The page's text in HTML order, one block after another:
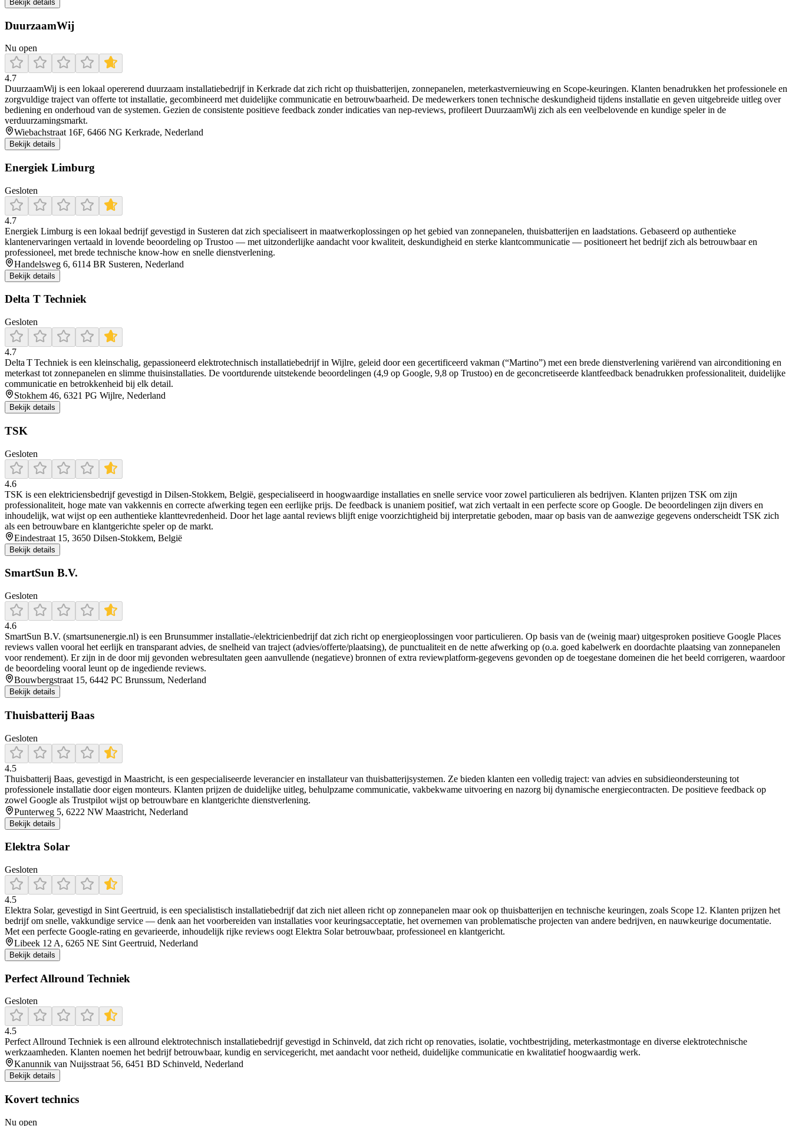
Bekijk details
DuurzaamWij
Nu open
4.7
DuurzaamWij is een lokaal opererend duurzaam installatiebedrijf in Kerkrade dat zich richt op thuisbatterijen, zonnepanelen, meterkastvernieuwing en Scope-keuringen. Klanten benadrukken het professionele en
zorgvuldige traject van offerte tot installatie, gecombineerd met duidelijke communicatie en betrouwbaarheid. De medewerkers tonen technische deskundigheid tijdens installatie en geven uitgebreide uitleg over
bediening en onderhoud van de systemen. Gezien de consistente positieve feedback zonder indicaties van nep-reviews, profileert DuurzaamWij zich als een veelbelovende en kundige speler in de
verduurzamingsmarkt.
Wiebachstraat 16F, 6466 NG Kerkrade, Nederland
Bekijk details
Energiek Limburg
Gesloten
4.7
Energiek Limburg is een lokaal bedrijf gevestigd in Susteren dat zich specialiseert in maatwerkoplossingen op het gebied van zonnepanelen, thuisbatterijen en laadstations. Gebaseerd op authentieke
klantenervaringen vertaald in lovende beoordeling op Trustoo — met uitzonderlijke aandacht voor kwaliteit, deskundigheid en sterke klantcommunicatie — positioneert het bedrijf zich als betrouwbaar en
professioneel, met brede technische know-how en snelle dienstverlening.
Handelsweg 6, 6114 BR Susteren, Nederland
Bekijk details
Delta T Techniek
Gesloten
4.7
Delta T Techniek is een kleinschalig, gepassioneerd elektrotechnisch installatiebedrijf in Wijlre, geleid door een gecertificeerd vakman (“Martino”) met een brede dienstverlening variërend van airconditioning en
meterkast tot zonnepanelen en slimme thuisinstallaties. De voortdurende uitstekende beoordelingen (4,9 op Google, 9,8 op Trustoo) en de geconcretiseerde klantfeedback benadrukken professionaliteit, duidelijke
communicatie en betrokkenheid bij elk detail.
Stokhem 46, 6321 PG Wijlre, Nederland
Bekijk details
TSK
Gesloten
4.6
TSK is een elektriciensbedrijf gevestigd in Dilsen-Stokkem, België, gespecialiseerd in hoogwaardige installaties en snelle service voor zowel particulieren als bedrijven. Klanten prijzen TSK om zijn
professionaliteit, hoge mate van vakkennis en correcte afwerking tegen een eerlijke prijs. De feedback is unaniem positief, wat zich vertaalt in een perfecte score op Google. De beoordelingen zijn divers en
inhoudelijk, wat wijst op een authentieke klanttevredenheid. Door het lage aantal reviews blijft enige voorzichtigheid bij interpretatie geboden, maar op basis van de aanwezige gegevens onderscheidt TSK zich
als een betrouwbare en klantgerichte speler op de markt.
Eindestraat 15, 3650 Dilsen-Stokkem, België
Bekijk details
SmartSun B.V.
Gesloten
4.6
SmartSun B.V. (smartsunenergie.nl) is een Brunsummer installatie-/elektricienbedrijf dat zich richt op energieoplossingen voor particulieren. Op basis van de (weinig maar) uitgesproken positieve Google Places
reviews vallen vooral het eerlijk en transparant advies, de snelheid van traject (advies/offerte/plaatsing), de punctualiteit en de nette afwerking op (o.a. goed kabelwerk en doordachte plaatsing van zonnepanelen
voor rendement). Er zijn in de door mij gevonden webresultaten geen aanvullende (negatieve) bronnen of extra reviewplatform-gegevens gevonden op de toegestane domeinen die het beeld corrigeren, waardoor
de beoordeling vooral leunt op de ingediende reviews.
Bouwbergstraat 15, 6442 PC Brunssum, Nederland
Bekijk details
Thuisbatterij Baas
Gesloten
4.5
Thuisbatterij Baas, gevestigd in Maastricht, is een gespecialiseerde leverancier en installateur van thuisbatterijsystemen. Ze bieden klanten een volledig traject: van advies en subsidieondersteuning tot
professionele installatie door eigen monteurs. Klanten prijzen de duidelijke uitleg, behulpzame communicatie, vakbekwame uitvoering en nazorg bij dynamische energiecontracten. De positieve feedback op
zowel Google als Trustpilot wijst op betrouwbare en klantgerichte dienstverlening.
Punterweg 5, 6222 NW Maastricht, Nederland
Bekijk details
Elektra Solar
Gesloten
4.5
Elektra Solar, gevestigd in Sint Geertruid, is een specialistisch installatiebedrijf dat zich niet alleen richt op zonnepanelen maar ook op thuisbatterijen en technische keuringen, zoals Scope 12. Klanten prijzen het
bedrijf om snelle, vakkundige service — denk aan het voorbereiden van installaties voor keuringsacceptatie, het overnemen van problematische projecten van andere bedrijven, en nauwkeurige documentatie.
Met een perfecte Google-rating en gevarieerde, inhoudelijk rijke reviews oogt Elektra Solar betrouwbaar, professioneel en klantgericht.
Libeek 12 A, 6265 NE Sint Geertruid, Nederland
Bekijk details
Perfect Allround Techniek
Gesloten
4.5
Perfect Allround Techniek is een allround elektrotechnisch installatiebedrijf gevestigd in Schinveld, dat zich richt op renovaties, isolatie, vochtbestrijding, meterkastmontage en diverse elektrotechnische
werkzaamheden. Klanten noemen het bedrijf betrouwbaar, kundig en servicegericht, met aandacht voor netheid, duidelijke communicatie en kwalitatief hoogwaardig werk.
Kanunnik van Nuijsstraat 56, 6451 BD Schinveld, Nederland
Bekijk details
Kovert technics
Nu open